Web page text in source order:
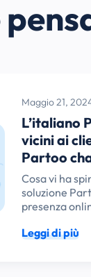
Maggio 21,
L’italiano
vicini ai
Partoo
Cosa vi ha
soluzione
presenza
Leggi di più